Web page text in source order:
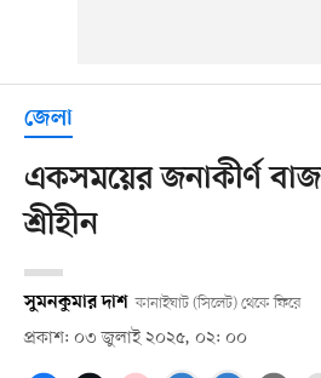
জেলা
একসময়ের জনাকীর্ণ
শ্রীহীন
সুমনকুমার দাশ কানাইঘাট (সিলেট) থেকে ফিরে
প্রকাশ: ০৩ জুলাই ২০২৫, ০২: ০০